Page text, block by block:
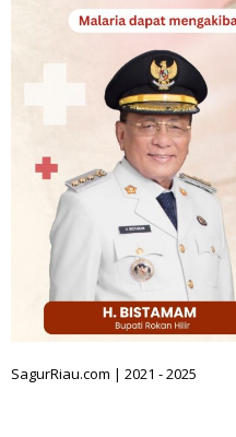
SagurRiau.com | 2021 - 2025